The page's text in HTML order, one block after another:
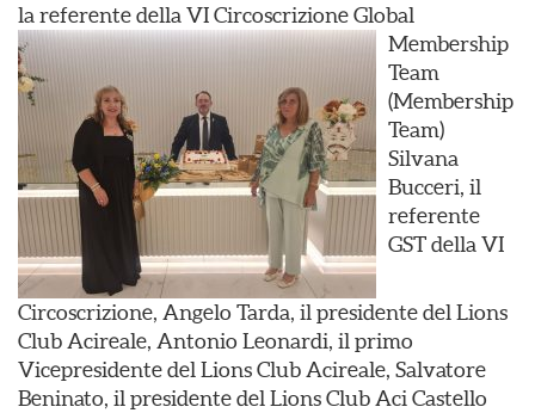
la referente della VI Circoscrizione Global
Membership
Team
(Membership
Team)
Silvana
Bucceri, il
referente
GST della VI
Circoscrizione, Angelo Tarda, il presidente del Lions
Club Acireale, Antonio Leonardi, il primo
Vicepresidente del Lions Club Acireale, Salvatore
Beninato, il presidente del Lions Club Aci Castello